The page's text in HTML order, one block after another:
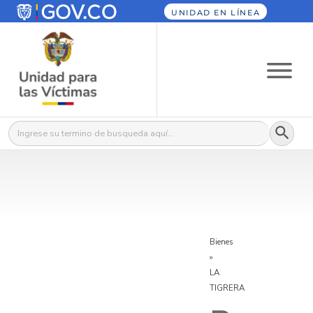
UNIDAD EN LÍNEA
Buscar: Botón
Bienes
»
LA
TIGRERA